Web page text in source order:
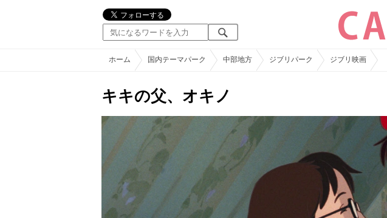
ホーム 国内テーマパーク 中部地方 ジブリパーク ジブリ映画
キキの父、オキノ